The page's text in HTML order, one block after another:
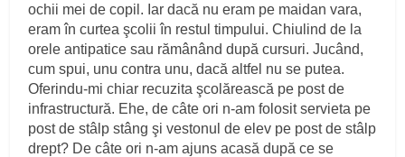
ochii mei de copil. Iar dacă nu eram pe maidan vara,
eram în curtea şcolii în restul timpului. Chiulind de la
orele antipatice sau rămânând după cursuri. Jucând,
cum spui, unu contra unu, dacă altfel nu se putea.
Oferindu-mi chiar recuzita şcolărească pe post de
infrastructură. Ehe, de câte ori n-am folosit servieta pe
post de stâlp stâng şi vestonul de elev pe post de stâlp
drept? De câte ori n-am ajuns acasă după ce se